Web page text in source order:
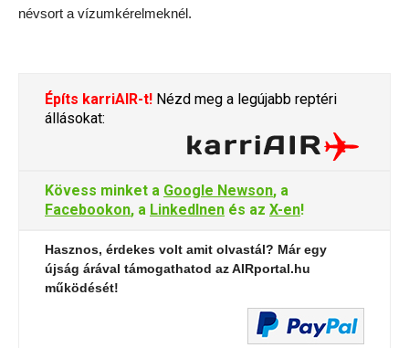
névsort a vízumkérelmeknél.
Építs karriAIR-t! Nézd meg a legújabb reptéri
állásokat:
Kövess minket a Google Newson, a
Facebookon, a LinkedInen és az X-en!
Hasznos, érdekes volt amit olvastál? Már egy
újság árával támogathatod az AIRportal.hu
működését!